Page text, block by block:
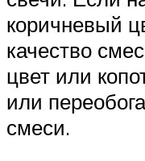
коричневый
качество
цвет или
или
смеси.